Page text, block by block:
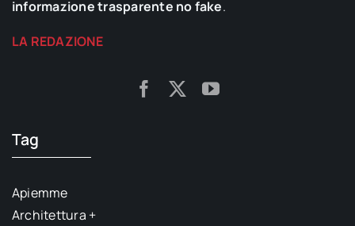
informazione trasparente no fake.
LA REDAZIONE
Tag
Apiemme
Architettura +